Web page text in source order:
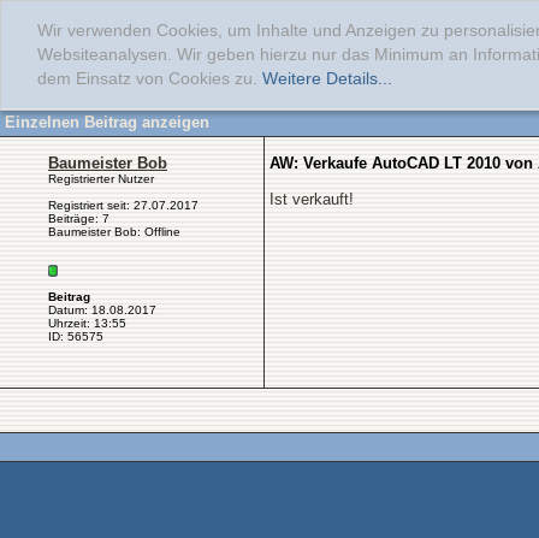
Wir verwenden Cookies, um Inhalte und Anzeigen zu
Websiteanalysen. Wir geben hierzu nur das Minimum an
dem Einsatz von Cookies zu. Weitere Details...
Einzelnen Beitrag anzeigen
Baumeister Bob
Registrierter Nutzer
Registriert seit: 27.07.2017
Beiträge: 7
Baumeister Bob: Offline
Beitrag
Datum: 18.08.2017
Uhrzeit: 13:55
ID: 56575
AW: Verkaufe AutoCAD LT 2010
Ist verkauft!